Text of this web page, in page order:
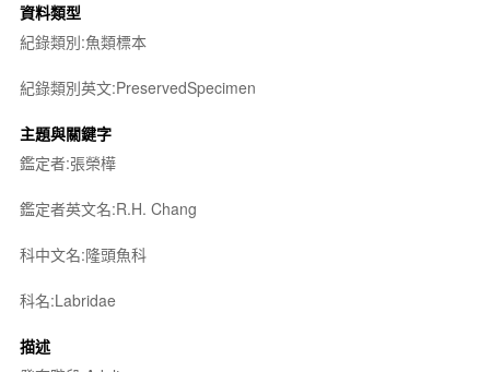
資料類型
紀錄類別:魚類標本
紀錄類別英文:PreservedSpecimen
主題與關鍵字
鑑定者:張榮樺
鑑定者英文名:R.H. Chang
科中文名:隆頭魚科
科名:Labridae
描述